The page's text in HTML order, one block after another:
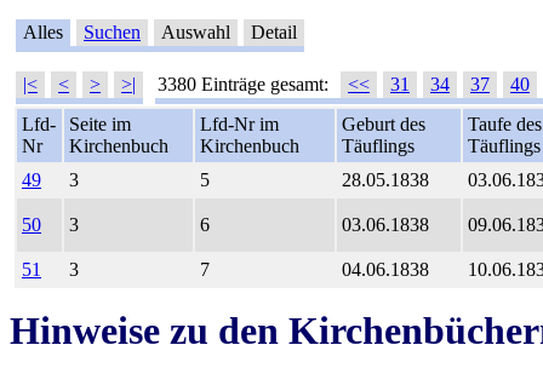
Alles Suchen Auswahl Detail
|< < > >| 3380 Einträge gesamt: << 31 34 37
40
Lfd-
Nr
Seite im
Kirchenbuch
Lfd-Nr im
Kirchenbuch
Geburt des
Täuflings
Taufe des
Täuflings
49
3 5 28.05.1838
50 3 6 03.06.1838
51 3 7 04.06.1838
Hinweise zu den